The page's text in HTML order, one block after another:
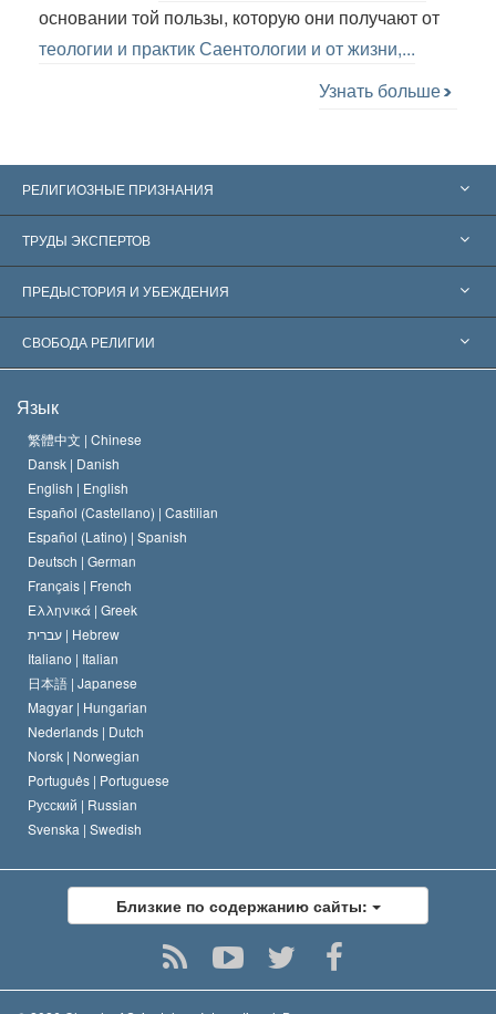
основании той пользы, которую они получают от
теологии и практик Саентологии и от жизни,...
Узнать больше
РЕЛИГИОЗНЫЕ ПРИЗНАНИЯ
Соединённые Штаты
Признания по всему миру
Знаменательные решения
ТРУДЫ ЭКСПЕРТОВ
Экспертизы по категориям
Ведущие мировые специалисты
ПРЕДЫСТОРИЯ И УБЕЖДЕНИЯ
Л. Рон Хаббард
Кредо Церкви Саентологии
Кодекс саентолога
Дэвид Мицкевич
СВОБОДА РЕЛИГИИ
Международные стандарты в области прав человека
Декларация о религии
Язык
繁體中文 | Chinese
Dansk | Danish
English | English
Español (Castellano) | Castilian
Español (Latino) | Spanish
Deutsch | German
Français | French
Ελληνικά | Greek
עברית | Hebrew
Italiano | Italian
日本語 | Japanese
Magyar | Hungarian
Nederlands | Dutch
Norsk | Norwegian
Português | Portuguese
Русский | Russian
Svenska | Swedish
Близкие по содержанию сайты: